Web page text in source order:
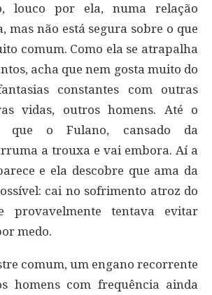
louco por ela, numa relação
mas não está segura sobre o que
comum. Como ela se atrapalha
acha que nem gosta muito do
constantes com outras
vidas, outros homens. Até o
que o Fulano, cansado da
a trouxa e vai embora. Aí a
e ela descobre que ama da
cai no sofrimento atroz do
provavelmente tentava evitar
medo.
comum, um engano recorrente
homens com frequência ainda